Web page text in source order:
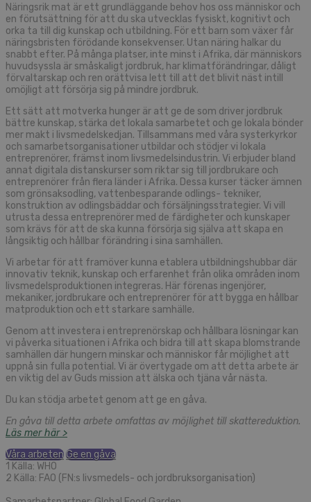
Näringsrik mat är ett grundläggande behov hos oss människor och
en förutsättning för att du ska utvecklas fysiskt, kognitivt och
orka ta till dig kunskap och utbildning. För ett barn som växer får
näringsbristen förödande konsekvenser. Utan näring halkar du
snabbt efter. På många platser, inte minst i Afrika, där människors
huvudsyssla är småskaligt jordbruk, har klimatförändringar, dåligt
förvaltarskap och ren orättvisa lett till att det blivit näst intill
omöjligt att försörja sig på mindre jordbruk.
Ett sätt att motverka hunger är att ge de som driver jordbruk
bättre kunskap, stärka det lokala samarbetet och ge lokala bönder
mer makt i livsmedelskedjan. Tillsammans med våra systerkyrkor
och samarbetsorganisationer utbildar och stödjer vi lokala
entreprenörer, främst inom livsmedelsindustrin. Vi erbjuder bland
annat digitala distanskurser som riktar sig till jordbrukare och
entreprenörer från flera länder i Afrika. Dessa kurser täcker ämnen
som grönsaksodling, vattenbesparande odlings- tekniker,
konstruktion av odlingsbäddar och försäljningsstrategier. Vi vill
utrusta dessa entreprenörer med de färdigheter och kunskaper
som krävs för att de ska kunna försörja sig själva att skapa en
långsiktig och hållbar förändring i sina samhällen.
Vi arbetar för att framöver kunna etablera utbildningshubbar där
innovativ teknik, kunskap och erfarenhet från olika områden inom
livsmedelsproduktionen integreras. Här förenas ingenjörer,
mekaniker, jordbrukare och entreprenörer för att bygga en hållbar
matproduktion och ett starkare samhälle.
Genom att investera i entreprenörskap och hållbara lösningar kan
vi påverka situationen i Afrika och bidra till att skapa blomstrande
samhällen där hungern minskar och människor får möjlighet att
uppnå sin fulla potential. Vi är övertygade om att detta arbete är
en viktig del av Guds mission att älska och tjäna vår nästa.
Du kan stödja arbetet genom att ge en gåva.
En gåva till detta arbete omfattas av möjlighet till skattereduktion.
Läs mer här >
Våra arbetenGe en gåva
1 Källa: WHO
2 Källa: FAO (FN:s livsmedels- och jordbruksorganisation)